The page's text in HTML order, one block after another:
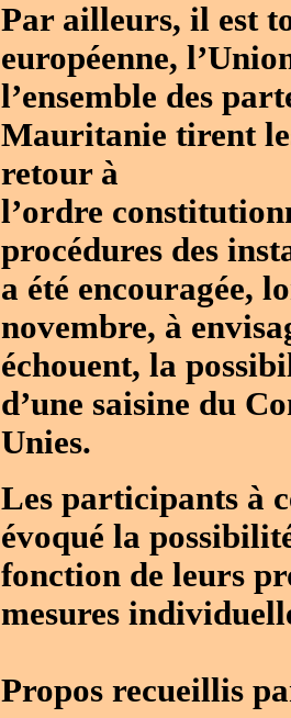
Par ailleurs, il est
européenne,
l’ensemble des
Mauritanie tirent
retour à
l’ordre
procédures des
a été encouragée,
novembre, à
échouent, la
d’une saisine du
Unies.
Les participants à
évoqué la
fonction de leurs
mesures
Propos recueillis